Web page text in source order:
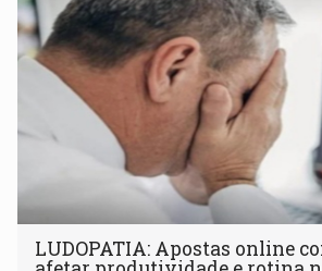
LUDOPATIA: Apostas online